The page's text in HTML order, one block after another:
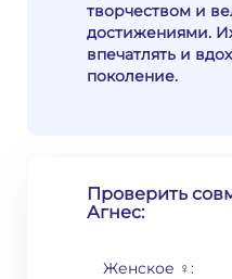
творчеством и
достижениями.
впечатлять и
поколение.
Проверить
Агнес:
Женское ♀: